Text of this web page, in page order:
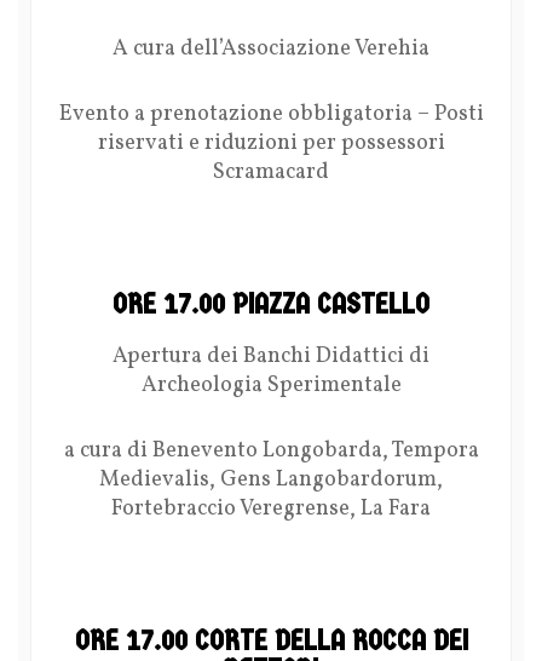
A cura dell’Associazione Verehia
Evento a prenotazione obbligatoria – Posti
riservati e riduzioni per possessori
Scramacard
ORE 17.00 PIAZZA CASTELLO
Apertura dei Banchi Didattici di
Archeologia Sperimentale
a cura di Benevento Longobarda, Tempora
Medievalis, Gens Langobardorum,
Fortebraccio Veregrense, La Fara
ORE 17.00 CORTE DELLA ROCCA DEI